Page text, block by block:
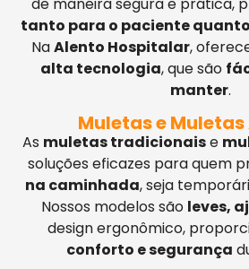
tanto para o paciente
NaAlento Hospitalar,
alta tecnologia, que são
manter.
Muletas e
As muletas tradicionaise
soluções eficazes para quem
na caminhada, seja
Nossos modelos são leves,
design ergonômico,
conforto e segurança